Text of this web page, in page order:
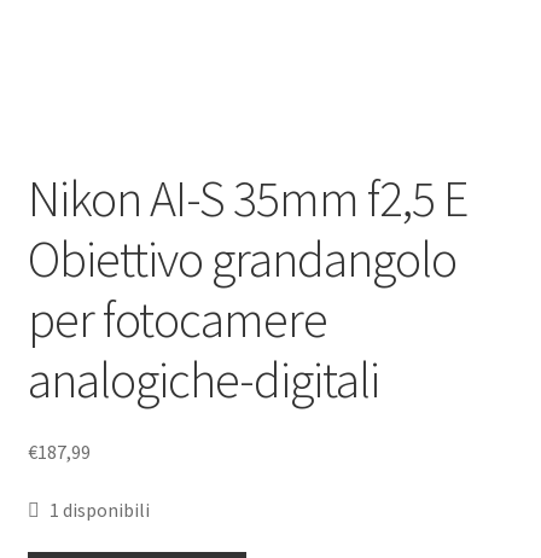
Nikon AI-S 35mm f2,5 E
Obiettivo grandangolo
per fotocamere
analogiche-digitali
€187,99
1 disponibili